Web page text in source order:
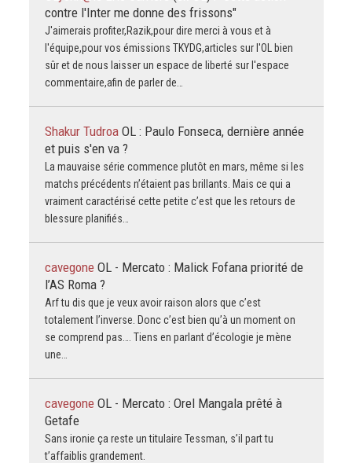
contre l'Inter me donne des frissons"
J'aimerais profiter,Razik,pour dire merci à vous et à
l'équipe,pour vos émissions TKYDG,articles sur l'OL bien
sûr et de nous laisser un espace de liberté sur l'espace
commentaire,afin de parler de…
Shakur Tudroa OL : Paulo Fonseca, dernière année
et puis s'en va ?
La mauvaise série commence plutôt en mars, même si les
matchs précédents n’étaient pas brillants. Mais ce qui a
vraiment caractérisé cette petite c’est que les retours de
blessure planifiés…
cavegone OL - Mercato : Malick Fofana priorité de
l’AS Roma ?
Arf tu dis que je veux avoir raison alors que c’est
totalement l’inverse. Donc c’est bien qu’à un moment on
se comprend pas…. Tiens en parlant d’écologie je mène
une…
cavegone OL - Mercato : Orel Mangala prêté à
Getafe
Sans ironie ça reste un titulaire Tessman, s’il part tu
t’affaiblis grandement.